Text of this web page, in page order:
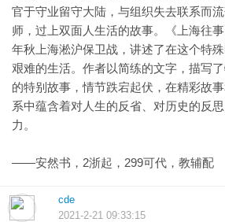
官于守业留守大陆，与组织失去联系而
师，过上双面人生活的故事。《上海往
年秋上海淞沪保卫战，讲述了在这个特
艰难的生活。作者以简练的文字，描写
的特别故事，情节跌宕起伏，在精彩故
系中蕴含着对人生的反省、对历史的反
力。
——安然书，2浙起，299可代，教辅配
cde
2021-2-21 09:33:15